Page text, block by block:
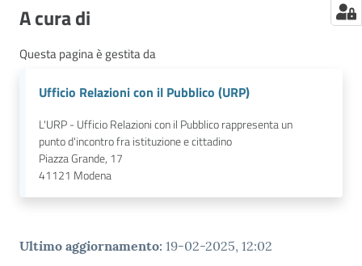
A cura di
Questa pagina è gestita da
Ufficio Relazioni con il Pubblico (URP)
L'URP - Ufficio Relazioni con il Pubblico rappresenta un
punto d'incontro fra istituzione e cittadino
Piazza Grande, 17
41121 Modena
Ultimo aggiornamento: 19-02-2025, 12:02